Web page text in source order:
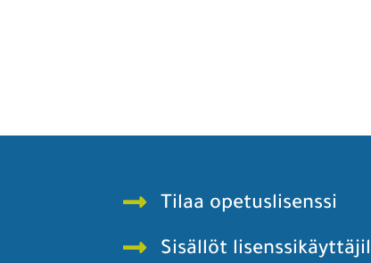
Tilaa opetuslisenssi
Sisällöt